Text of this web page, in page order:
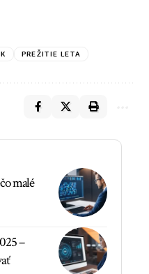
PREŽITIE LETA
malé
–